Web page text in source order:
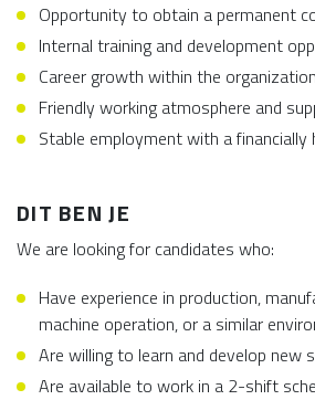
Opportunity to obtain a permanent
Internal training and development
Career growth within the
Friendly working atmosphere and
Stable employment with a financially
DIT BEN JE
We are looking for candidates who:
Have experience in production,
machine operation, or a similar
Are willing to learn and develop new
Are available to work in a 2-shift